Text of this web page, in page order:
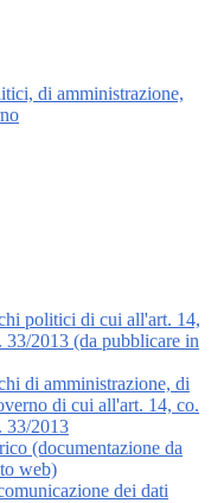
di amministrazione,
politici di cui all'art. 14,
33/2013 (da pubblicare in
di amministrazione, di
di cui all'art. 14, co.
33/2013
(documentazione da
web)
dei dati